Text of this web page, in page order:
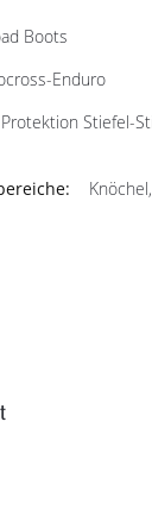
Boots
Enduro
Protektion Stiefel-
Knöchel,